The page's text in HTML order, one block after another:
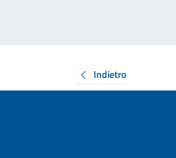
Indietro